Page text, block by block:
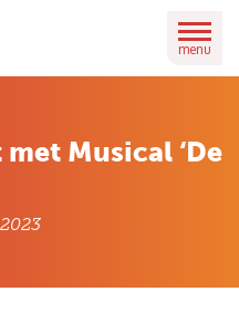
menu
Musical ‘De